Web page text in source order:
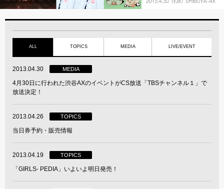
ALL TOPICS MEDIA LIVE/EVENT
2013.04.30 MEDIA
4月30日に行われた渋谷AXのイベントがCS放送「TBSチャンネル１」で
放送決定！
2013.04.26 TOPICS
当日券予約・販売情報
2013.04.19 TOPICS
「GIRLS- PEDIA」いよいよ明日発売！